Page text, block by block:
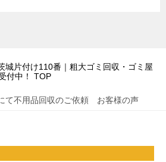
城片付け110番｜粗大ゴミ回収・ゴミ屋
付中！
TOP
て不用品回収のご依頼 お客様の声